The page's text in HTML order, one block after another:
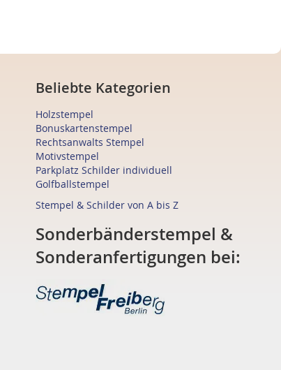
Beliebte Kategorien
Holzstempel
Bonuskartenstempel
Rechtsanwalts Stempel
Motivstempel
Parkplatz Schilder individuell
Golfballstempel
Stempel & Schilder von A bis Z
Sonderbänderstempel &
Sonderanfertigungen bei: